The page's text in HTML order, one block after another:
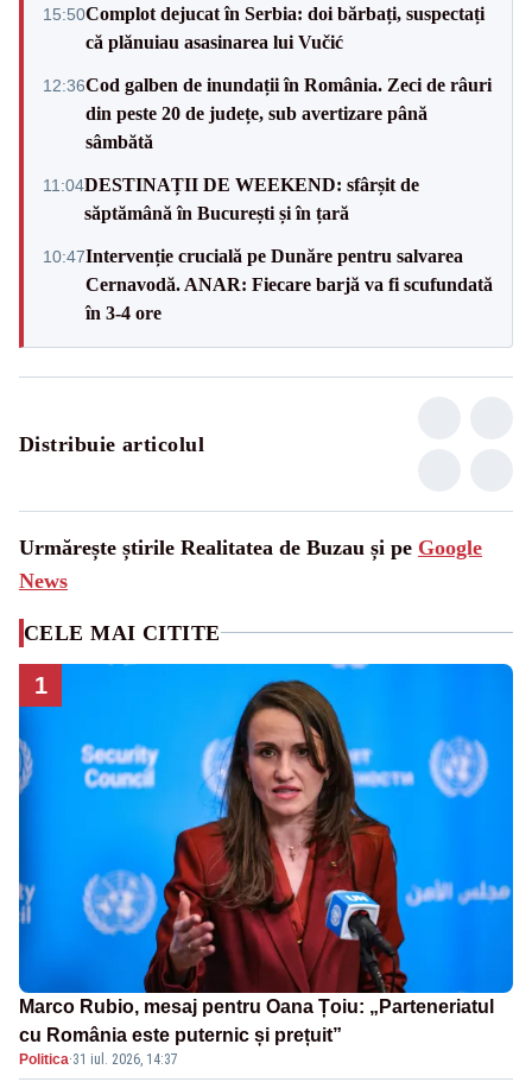
15:50Complot dejucat în Serbia: doi bărbați, suspectați
că plănuiau asasinarea lui Vučić
12:36Cod galben de inundații în România. Zeci de râuri
din peste 20 de județe, sub avertizare până
sâmbătă
11:04DESTINAȚII DE WEEKEND: sfârșit de
săptămână în București și în țară
10:47Intervenție crucială pe Dunăre pentru salvarea
Cernavodă. ANAR: Fiecare barjă va fi scufundată
în 3-4 ore
Distribuie articolul
Urmărește știrile Realitatea de Buzau și pe Google
News
CELE MAI CITITE
1
Marco Rubio, mesaj pentru Oana Țoiu: „Parteneriatul
cu România este puternic și prețuit”
Politica·31 iul. 2026, 14:37